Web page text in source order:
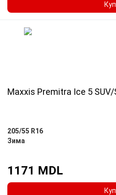
Maxxis Premitra Ice 5
205/55 R16
Зима
1171 MDL